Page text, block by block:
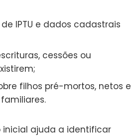
IPTU e dados cadastrais
cessões ou
filhos pré-mortos, netos e
inicial ajuda a identificar